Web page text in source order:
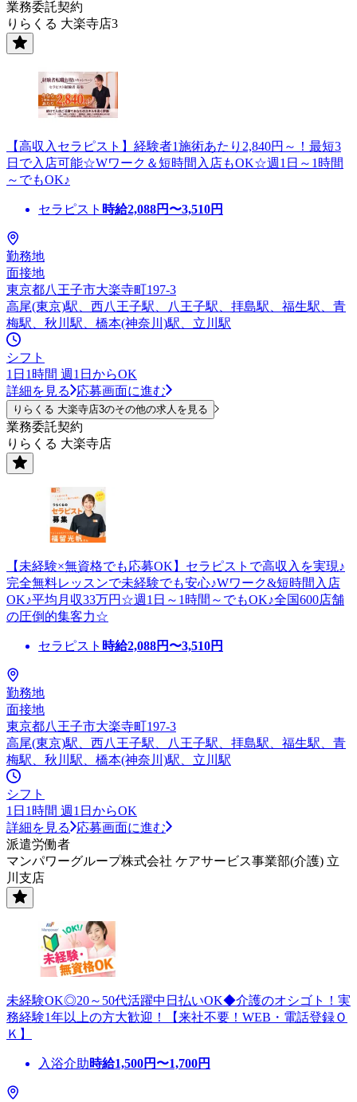
業務委託契約
りらくる 大楽寺店3
【高収入セラピスト】経験者1施術あたり2,840円～！最短3
日で入店可能☆Wワーク＆短時間入店もOK☆週1日～1時間
～でもOK♪
セラピスト 時給2,088円〜3,510円
勤務地
面接地
東京都八王子市大楽寺町197-3
高尾(東京)駅、西八王子駅、八王子駅、拝島駅、福生駅、青
梅駅、秋川駅、橋本(神奈川)駅、立川駅
シフト
1日1時間 週1日からOK
詳細を見る
応募画面に進む
りらくる 大楽寺店3のその他の求人を見る
業務委託契約
りらくる 大楽寺店
【未経験×無資格でも応募OK】セラピストで高収入を実現♪
完全無料レッスンで未経験でも安心♪Wワーク&短時間入店
OK♪平均月収33万円☆週1日～1時間～でもOK♪全国600店舗
の圧倒的集客力☆
セラピスト 時給2,088円〜3,510円
勤務地
面接地
東京都八王子市大楽寺町197-3
高尾(東京)駅、西八王子駅、八王子駅、拝島駅、福生駅、青
梅駅、秋川駅、橋本(神奈川)駅、立川駅
シフト
1日1時間 週1日からOK
詳細を見る
応募画面に進む
派遣労働者
マンパワーグループ株式会社 ケアサービス事業部(介護) 立
川支店
未経験OK◎20～50代活躍中日払いOK◆介護のオシゴト！実
務経験1年以上の方大歓迎！【来社不要！WEB・電話登録Ｏ
Ｋ】
入浴介助時給1,500円〜1,700円